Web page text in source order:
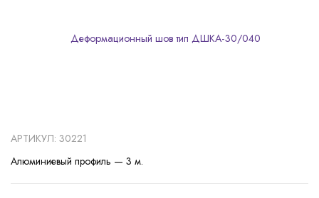
АРТИКУЛ: 30221
Алюминиевый профиль — 3 м.